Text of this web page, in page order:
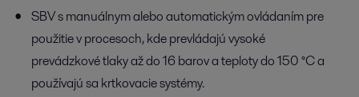
SBV s manuálnym alebo automatickým ovládaním pre
použitie v procesoch, kde prevládajú vysoké
prevádzkové tlaky až do 16 barov a teploty do 150 °C a
používajú sa krtkovacie systémy.